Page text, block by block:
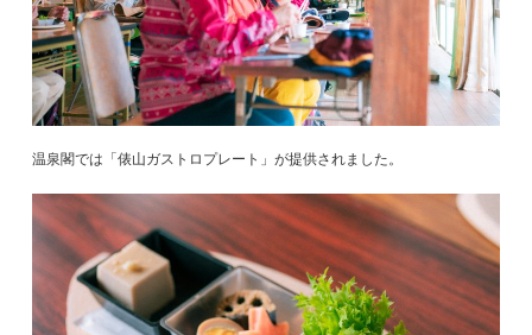
温泉閣では「俵山ガストロプレート」が提供されました。